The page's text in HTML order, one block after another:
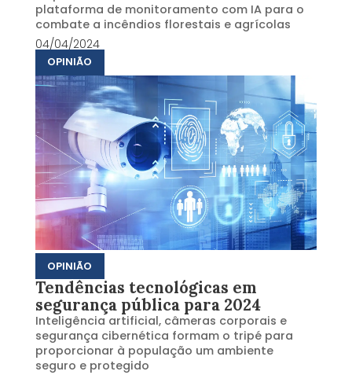
plataforma de monitoramento com IA para o
combate a incêndios florestais e agrícolas
04/04/2024
OPINIÃO
OPINIÃO
Tendências tecnológicas em
segurança pública para 2024
Inteligência artificial, câmeras corporais e
segurança cibernética formam o tripé para
proporcionar à população um ambiente
seguro e protegido